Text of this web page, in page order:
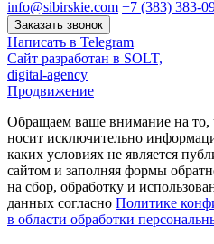
info@sibirskie.com +7 (383) 383-
Заказать звонок
Написать в Telegram
Сайт разработан в SOLT,
digital-agency
Продвижение
Обращаем ваше внимание на то,
носит исключительно
каких условиях не является
сайтом и заполняя формы
на сбор, обработку и
данных согласно Политике
в области обработки